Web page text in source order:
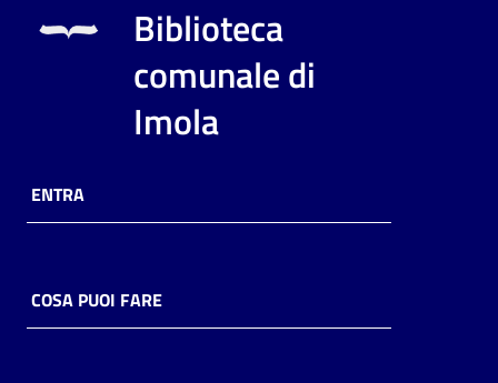
Biblioteca
comunale di
Imola
ENTRA
COSA PUOI FARE